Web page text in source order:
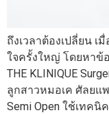
ถึงเวลาต้องเปลี่ยน
ใจครั้งใหญ่ โดยหาข้
THE KLINIQUE
ลูกสาวหมอเค ศัลยแ
Semi Open ใช้เทคนิ